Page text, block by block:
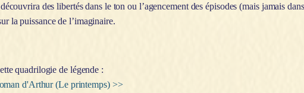
des libertés dans le ton ou l’agencement des épisodes (mais jamais
la puissance de l’imaginaire.
quadrilogie de légende :
d'Arthur (Le printemps) >>